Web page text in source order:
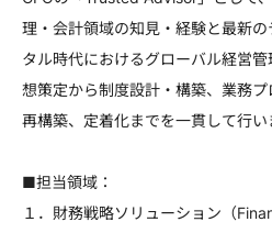
理・会計領域の知見・経験と最新
タル時代におけるグローバル経営
想策定から制度設計・構築、業務
再構築、定着化までを一貫して行い
■担当領域：
１．財務戦略ソリューション（